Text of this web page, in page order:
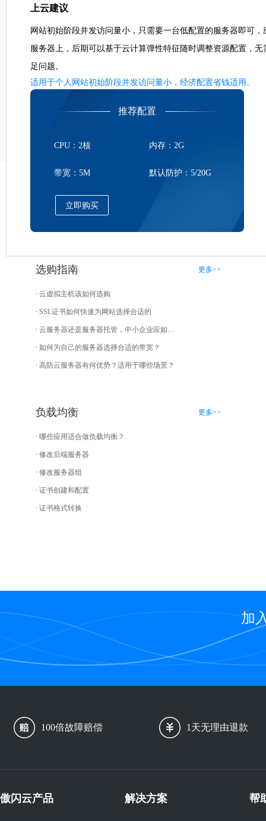
上云建议
网站初始阶段并发访问量小，只需要一台低配置的服务器即可
服务器上，后期可以基于云计算弹性特征随时调整资源配置，
足问题。
适用于个人网站初始阶段并发访问量小，经济配置省钱适用。
推荐配置
CPU：2核 内存：2G
带宽：5M 默认防护：5/20G
立即购买
选购指南 更多>>
云虚拟主机该如何选购
SSL证书如何快速为网站选择合适的
云服务器还是服务器托管，中小企业应如何选择？
如何为自己的服务器选择合适的带宽？
高防云服务器有何优势？适用于哪些场景？
负载均衡 更多>>
哪些应用适合做负载均衡？
修改后端服务器
修改服务器组
证书创建和配置
证书格式转换
加
100倍故障赔偿 1天无理由退款
傲闪云产品 解决方案 帮